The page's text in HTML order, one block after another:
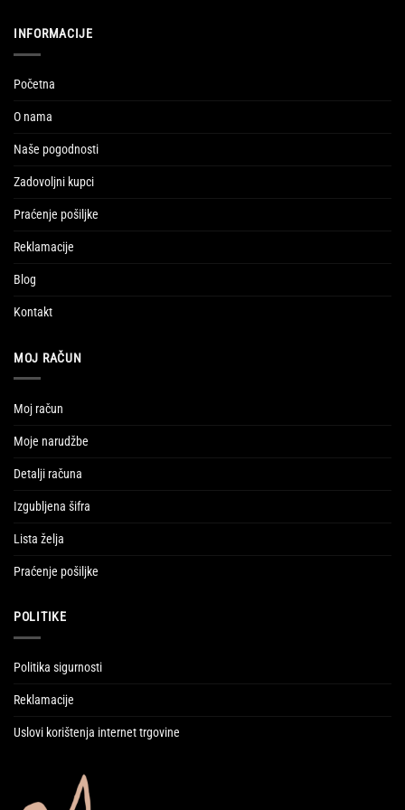
The
options
chosen
the
page
INFORMACIJE
Početna
O nama
Naše pogodnosti
Zadovoljni kupci
Praćenje pošiljke
Reklamacije
Blog
Kontakt
MOJ RAČUN
Moj račun
Moje narudžbe
Detalji računa
Izgubljena šifra
Lista želja
Praćenje pošiljke
POLITIKE
Politika sigurnosti
Reklamacije
Uslovi korištenja internet trgovine